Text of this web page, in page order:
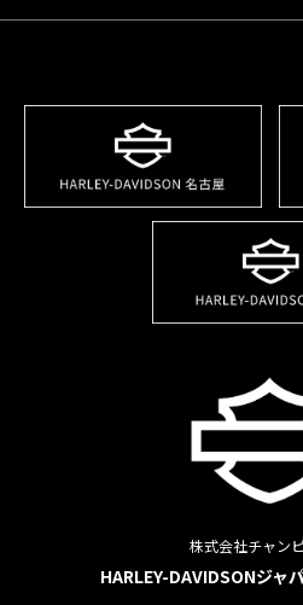
ー
送
株式会社チャン
HARLEY-DAVIDSONジャ